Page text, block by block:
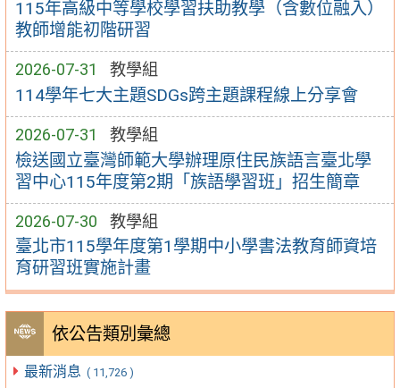
115年高級中等學校學習扶助教學（含數位融入）
教師增能初階研習
2026-07-31 教學組
114學年七大主題SDGs跨主題課程線上分享會
2026-07-31 教學組
檢送國立臺灣師範大學辦理原住民族語言臺北學
習中心115年度第2期「族語學習班」招生簡章
2026-07-30 教學組
臺北市115學年度第1學期中小學書法教育師資培
育研習班實施計畫
依公告類別彙總
最新消息 ( 11,726 )